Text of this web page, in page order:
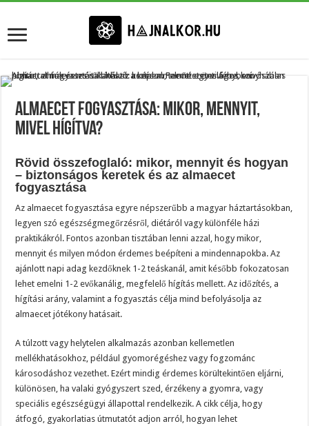
Almaecet fogyasztása: mikor, mennyit,
mivel hígítva?
Rövid összefoglaló: mikor, mennyit és hogyan
– biztonságos keretek és az almaecet
fogyasztása
Az almaecet fogyasztása egyre népszerűbb a magyar háztartásokban,
legyen szó egészségmegőrzésről, diétáról vagy különféle házi
praktikákról. Fontos azonban tisztában lenni azzal, hogy mikor,
mennyit és milyen módon érdemes beépíteni a mindennapokba. Az
ajánlott napi adag kezdőknek 1-2 teáskanál, amit később fokozatosan
lehet emelni 1-2 evőkanálig, megfelelő hígítás mellett. Az időzítés, a
hígítási arány, valamint a fogyasztás célja mind befolyásolja az
almaecet jótékony hatásait.
A túlzott vagy helytelen alkalmazás azonban kellemetlen
mellékhatásokhoz, például gyomorégéshez vagy fogzománc
károsodáshoz vezethet. Ezért mindig érdemes körültekintően eljárni,
különösen, ha valaki gyógyszert szed, érzékeny a gyomra, vagy
speciális egészségügyi állapottal rendelkezik. A cikk célja, hogy
átfogó, gyakorlatias útmutatót adjon arról, hogyan lehet